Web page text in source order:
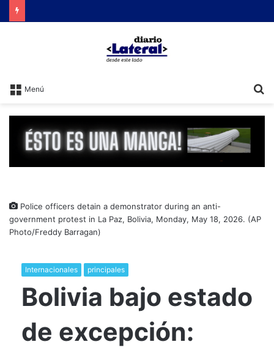
Menú
Police officers detain a demonstrator during an anti-
government protest in La Paz, Bolivia, Monday, May 18, 2026. (AP
Photo/Freddy Barragan)
Internacionales principales
Bolivia bajo estado
de excepción: